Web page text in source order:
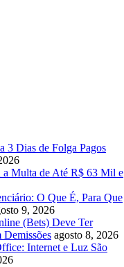
3 Dias de Folga Pagos
a Multa de Até R$ 63 Mil e
O Que É, Para Que
9, 2026
(Bets) Deve Ter
Demissões agosto 8, 2026
Internet e Luz São